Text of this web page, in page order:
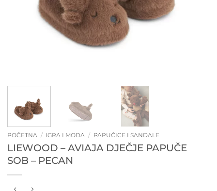
POČETNA / IGRA I MODA / PAPUČICE I SANDALE
LIEWOOD – AVIAJA DJEČJE PAPUČE
SOB – PECAN